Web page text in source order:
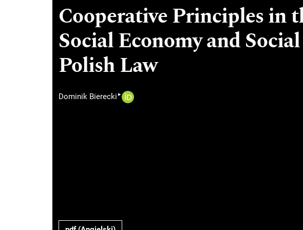
Cooperative Principles in
Social Economy and
Polish Law
Dominik Bierecki ▸